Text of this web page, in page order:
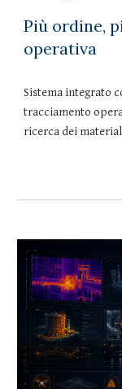
Più ordine,
operativa
Sistema integrato
tracciamento
ricerca dei